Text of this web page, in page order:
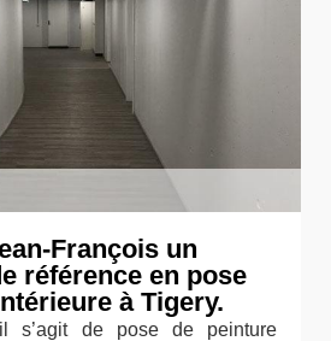
François un
référence en pose
à Tigery.
s’agit de pose de peinture